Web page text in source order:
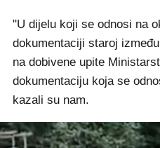
"U dijelu koji se odnosi na
dokumentaciji staroj
na dobivene upite
dokumentaciju koja se
kazali su nam.